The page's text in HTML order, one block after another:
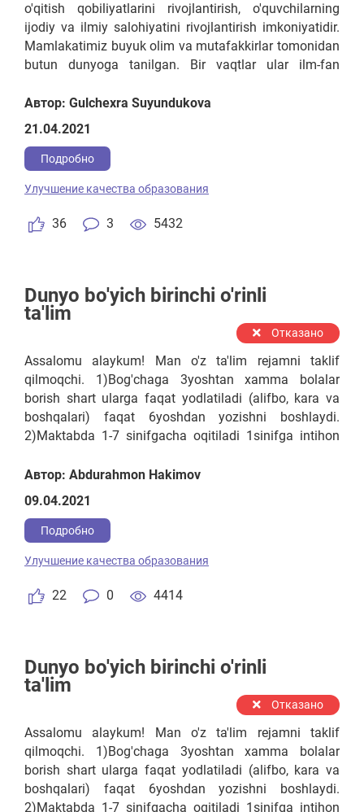
o'qitish qobiliyatlarini rivojlantirish, o'quvchilarning
ijodiy va ilmiy salohiyatini rivojlantirish imkoniyatidir.
Mamlakatimiz buyuk olim va mutafakkirlar tomonidan
butun dunyoga tanilgan. Bir vaqtlar ular ilm-fan
barchasi o'rganish va ular ishlagan sharoitlarni
hisobga olgan holda katta istakka ega edilar, ular
kashfiyotlari hali ham zamonaviy dunyoning ilmiy
aylandilar. Agar maktablarimizda kamida avtonom
ta'lim elementlarini joriy qi
Автор: Gulchexra Suyundukova
21.04.2021
Подробно
36 3 5432
Улучшение качества образования
Dunyo bo'yich birinchi o'rinli
ta'lim
Отказано
Assalomu alaykum! Man o'z ta'lim rejamni taklif
qilmoqchi. 1)Bog'chaga 3yoshtan xamma bolalar
borish shart ularga faqat yodlatiladi (alifbo, kara va
boshqalari) faqat 6yoshdan yozishni boshlaydi.
2)Maktabda 1-7 sinifgacha oqitiladi 1sinifga intihon
boshqalari) o'tolmasa 9yoshdan avtomatik qabul
qilinadi. 3)Kollej ta'limi 1-4 kursgacha o'qitiladi.
Kollejgaxam intixon asosida qabul qilinadi agar testan
o'tolmasa 16yoshdan avtomatik qabul qilinadi.
4)Institutga 4yil o'qitiladi 1-4 kursgacha o'qitiladi 2yil
o'qidi va 2yil o'zini soxasida (tekinga) ishlaydi
davlatga. Qizbolar va O'g'ilbolar alohida o'qishi kerak
Maktabda, Kollejda va Instituda.
Автор: Abdurahmon Hakimov
09.04.2021
Подробно
22 0 4414
Улучшение качества образования
Dunyo bo'yich birinchi o'rinli
ta'lim
Отказано
Assalomu alaykum! Man o'z ta'lim rejamni taklif
qilmoqchi. 1)Bog'chaga 3yoshtan xamma bolalar
borish shart ularga faqat yodlatiladi (alifbo, kara va
boshqalari) faqat 6yoshdan yozishni boshlaydi.
2)Maktabda 1-7 sinifgacha oqitiladi 1sinifga intihon